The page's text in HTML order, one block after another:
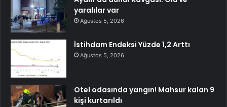
yaralılar var
Ağustos 5, 2026
İstihdam Endeksi Yüzde 1,2 Arttı
Ağustos 5, 2026
Otel odasında yangın! Mahsur kalan 9
kişi kurtarıldı